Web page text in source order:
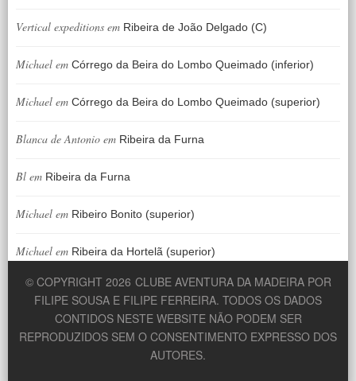
Vertical expeditions em Ribeira de João Delgado (C)
Michael em Córrego da Beira do Lombo Queimado (inferior)
Michael em Córrego da Beira do Lombo Queimado (superior)
Blanca de Antonio em Ribeira da Furna
Bl em Ribeira da Furna
Michael em Ribeiro Bonito (superior)
Michael em Ribeira da Hortelã (superior)
© COPYRIGHT 2026 CLUBE AVENTURA DA MADEIRA POR
FILIPE SOUSA E FILIPE FERREIRA. TODOS OS DADOS
CONTIDOS NESTE WEBSITE NÃO PODEM SER
REPRODUZIDOS SEM O CONSENTIMENTO EXPRESSO DOS
AUTORES.